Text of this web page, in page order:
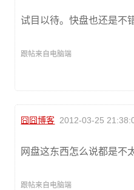
试目以待。快盘也还是不
跟帖来自电脑端
囧囧博客 2012-03-25
网盘这东西怎么说都是不
跟帖来自电脑端